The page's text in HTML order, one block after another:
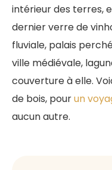
intérieur des terres,
dernier verre de
fluviale, palais
ville médiévale,
couverture à elle.
de bois, pourun
aucun autre.